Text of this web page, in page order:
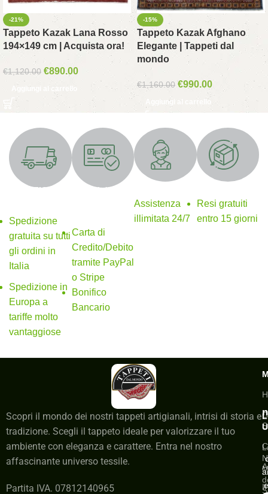
-21%
Tappeto Kazak Lana Rosso
194×149 cm | Acquista ora!
€1,120.00 €890.00
Aggiungi al carrello
-15%
Tappeto Kazak Afghano
Elegante | Tappeti dal
mondo
€1,160.00 €990.00
Aggiungi al carrello
SPEDIZIONE
Spedizione
gratuita su tutti
gli ordini in
Italia
Spedizione in
Europa a
tariffe molto
vantaggiose
Metodi di
Carta di
Credito/Debito
tramite PayPal
o Stripe
Bonifico
Bancario
Supporto 24/7
Assistenza
illimitata 24/7
Resi gratuiti
Resi gratuiti
entro 15 giorni
Scopri il mondo dei nostri tappeti artigianali, intrisi di storia e
tradizione. Scegli il tappeto ideale per valorizzare il tuo
ambiente con eleganza e carattere. Entra nel nostro
affascinante universo tessile.
Partita IVA. 07812140965